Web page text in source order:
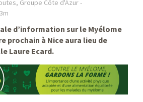
Groupe Côte d'Azur -
d’information sur le Myélome
prochain à Nice aura lieu de
Laure Ecard.